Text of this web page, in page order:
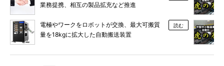
業務提携、相互の製品拡充など推進
電極やワークをロボットが交換、最大可搬質
量を18kgに拡大した自動搬送装置
読む